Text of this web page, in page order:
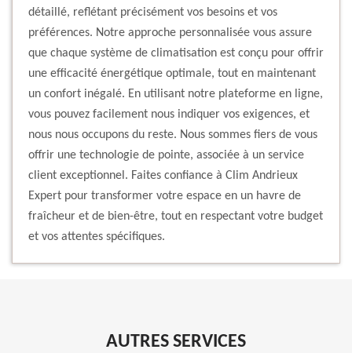
détaillé, reflétant précisément vos besoins et vos
préférences. Notre approche personnalisée vous assure
que chaque système de climatisation est conçu pour offrir
une efficacité énergétique optimale, tout en maintenant
un confort inégalé. En utilisant notre plateforme en ligne,
vous pouvez facilement nous indiquer vos exigences, et
nous nous occupons du reste. Nous sommes fiers de vous
offrir une technologie de pointe, associée à un service
client exceptionnel. Faites confiance à Clim Andrieux
Expert pour transformer votre espace en un havre de
fraîcheur et de bien-être, tout en respectant votre budget
et vos attentes spécifiques.
AUTRES SERVICES